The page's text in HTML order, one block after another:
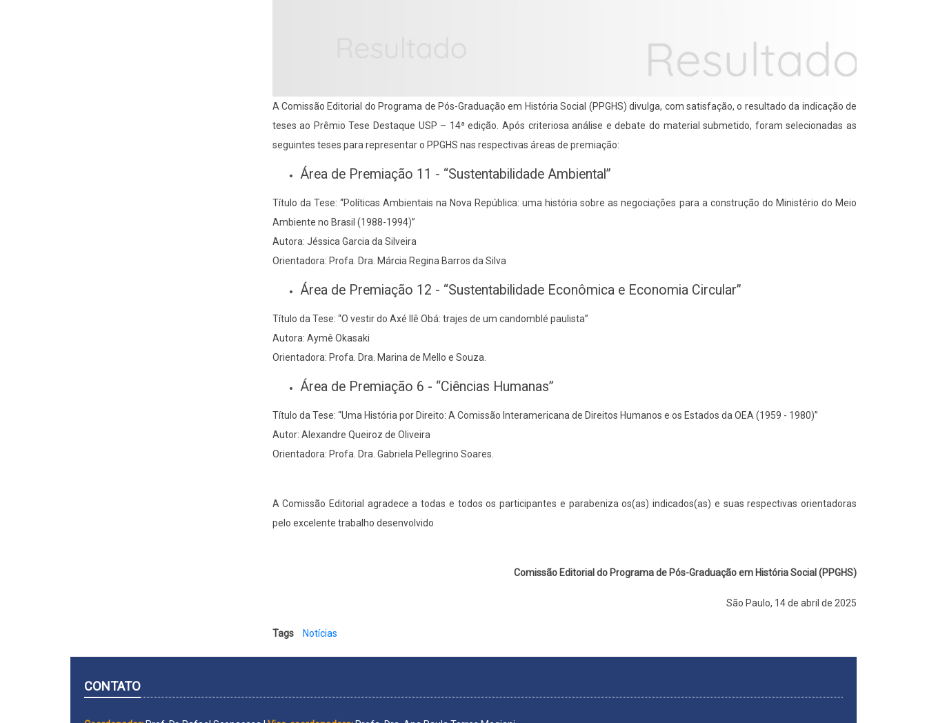
A Comissão Editorial do Programa de Pós-Graduação em História Social (PPGHS) divulga, com satisfação, o resultado da indicação de
teses ao Prêmio Tese Destaque USP – 14ª edição. Após criteriosa análise e debate do material submetido, foram selecionadas as
seguintes teses para representar o PPGHS nas respectivas áreas de premiação:
Área de Premiação 11 - “Sustentabilidade Ambiental”
Título da Tese: “Políticas Ambientais na Nova República: uma história sobre as negociações para a construção do Ministério do Meio
Ambiente no Brasil (1988-1994)”
Autora: Jéssica Garcia da Silveira
Orientadora: Profa. Dra. Márcia Regina Barros da Silva
Área de Premiação 12 - “Sustentabilidade Econômica e Economia Circular”
Título da Tese: “O vestir do Axé Ilê Obá: trajes de um candomblé paulista”
Autora: Aymê Okasaki
Orientadora: Profa. Dra. Marina de Mello e Souza.
Área de Premiação 6 - “Ciências Humanas”
Título da Tese: “Uma História por Direito: A Comissão Interamericana de Direitos Humanos e os Estados da OEA (1959 - 1980)”
Autor: Alexandre Queiroz de Oliveira
Orientadora: Profa. Dra. Gabriela Pellegrino Soares.
A Comissão Editorial agradece a todas e todos os participantes e parabeniza os(as) indicados(as) e suas respectivas orientadoras
pelo excelente trabalho desenvolvido
Comissão Editorial do Programa de Pós-Graduação em História Social (PPGHS)
São Paulo, 14 de abril de 2025
Tags Notícias
CONTATO